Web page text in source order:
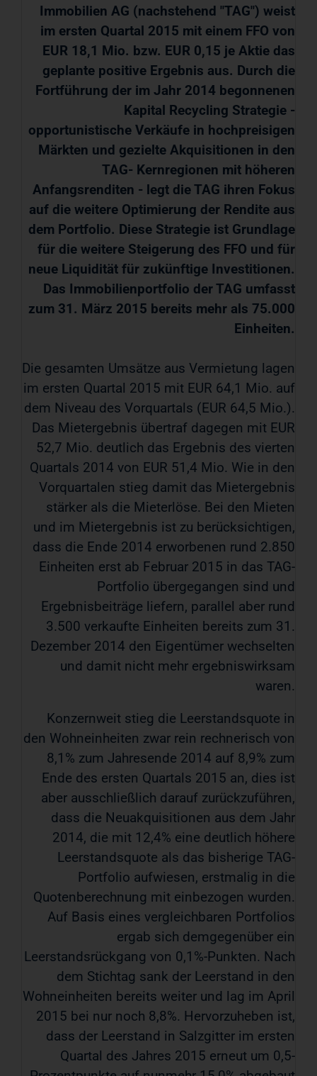
Immobilien AG (nachstehend "TAG") weist
im ersten Quartal 2015 mit einem FFO von
EUR 18,1 Mio. bzw. EUR 0,15 je Aktie das
geplante positive Ergebnis aus. Durch die
Fortführung der im Jahr 2014 begonnenen
Kapital Recycling Strategie -
opportunistische Verkäufe in hochpreisigen
Märkten und gezielte Akquisitionen in den
TAG- Kernregionen mit höheren
Anfangsrenditen - legt die TAG ihren Fokus
auf die weitere Optimierung der Rendite aus
dem Portfolio. Diese Strategie ist Grundlage
für die weitere Steigerung des FFO und für
neue Liquidität für zukünftige Investitionen.
Das Immobilienportfolio der TAG umfasst
zum 31. März 2015 bereits mehr als 75.000
Einheiten.
Die gesamten Umsätze aus Vermietung lagen
im ersten Quartal 2015 mit EUR 64,1 Mio. auf
dem Niveau des Vorquartals (EUR 64,5 Mio.).
Das Mietergebnis übertraf dagegen mit EUR
52,7 Mio. deutlich das Ergebnis des vierten
Quartals 2014 von EUR 51,4 Mio. Wie in den
Vorquartalen stieg damit das Mietergebnis
stärker als die Mieterlöse. Bei den Mieten
und im Mietergebnis ist zu berücksichtigen,
dass die Ende 2014 erworbenen rund 2.850
Einheiten erst ab Februar 2015 in das TAG-
Portfolio übergegangen sind und
Ergebnisbeiträge liefern, parallel aber rund
3.500 verkaufte Einheiten bereits zum 31.
Dezember 2014 den Eigentümer wechselten
und damit nicht mehr ergebniswirksam
waren.
Konzernweit stieg die Leerstandsquote in
den Wohneinheiten zwar rein rechnerisch von
8,1% zum Jahresende 2014 auf 8,9% zum
Ende des ersten Quartals 2015 an, dies ist
aber ausschließlich darauf zurückzuführen,
dass die Neuakquisitionen aus dem Jahr
2014, die mit 12,4% eine deutlich höhere
Leerstandsquote als das bisherige TAG-
Portfolio aufwiesen, erstmalig in die
Quotenberechnung mit einbezogen wurden.
Auf Basis eines vergleichbaren Portfolios
ergab sich demgegenüber ein
Leerstandsrückgang von 0,1%-Punkten. Nach
dem Stichtag sank der Leerstand in den
Wohneinheiten bereits weiter und lag im April
2015 bei nur noch 8,8%. Hervorzuheben ist,
dass der Leerstand in Salzgitter im ersten
Quartal des Jahres 2015 erneut um 0,5-